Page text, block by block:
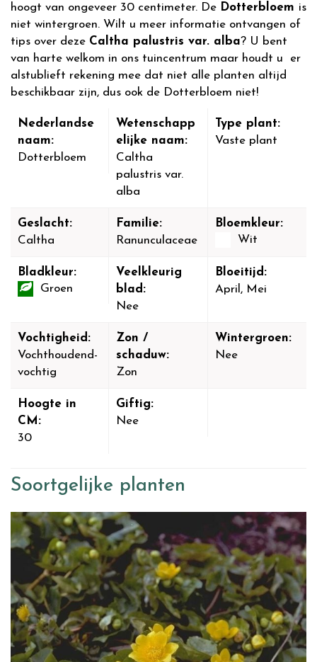
hoogt van ongeveer 30 centimeter. De Dotterbloem is
niet wintergroen. Wilt u meer informatie ontvangen of
tips over deze Caltha palustris var. alba? U bent
van harte welkom in ons tuincentrum maar houdt u er
alstublieft rekening mee dat niet alle planten altijd
beschikbaar zijn, dus ook de Dotterbloem niet!
Nederlandse
naam:
Dotterbloem
Wetenschapp
elijke naam:
Caltha
palustris var.
alba
Type plant:
Vaste plant
Geslacht:
Caltha
Familie:
Ranunculaceae
Bloemkleur:
Wit
Bladkleur:
Groen
Veelkleurig
blad:
Nee
Bloeitijd:
April, Mei
Vochtigheid:
Vochthoudend-
vochtig
Zon /
schaduw:
Zon
Wintergroen:
Nee
Hoogte in
CM:
30
Giftig:
Nee
Soortgelijke planten